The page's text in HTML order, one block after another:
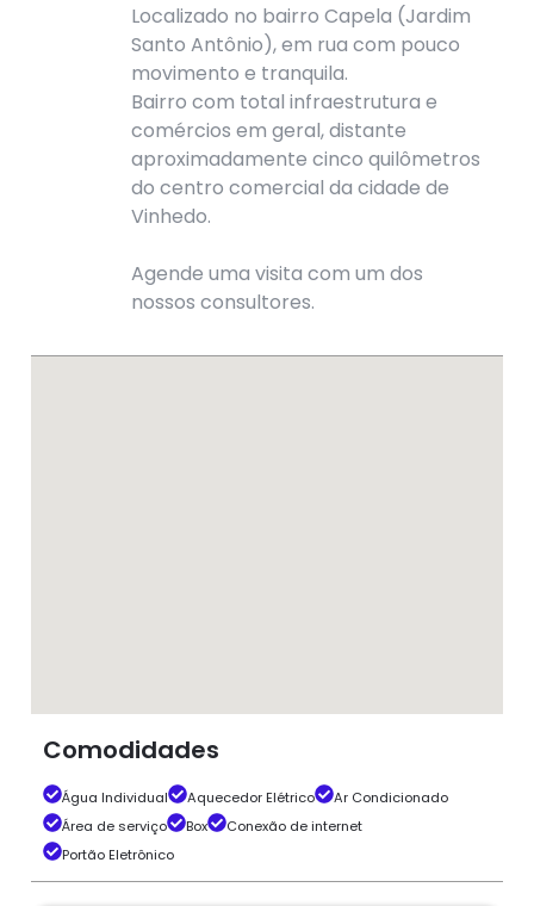
Localizado no bairro Capela (Jardim
Santo Antônio), em rua com pouco
movimento e tranquila.
Bairro com total infraestrutura e
comércios em geral, distante
aproximadamente cinco quilômetros
do centro comercial da cidade de
Vinhedo.
Agende uma visita com um dos
nossos consultores.
Comodidades
Água Individual Aquecedor Elétrico
Ar Condicionado
Área de serviço
Box
Conexão de internet
Portão Eletrônico